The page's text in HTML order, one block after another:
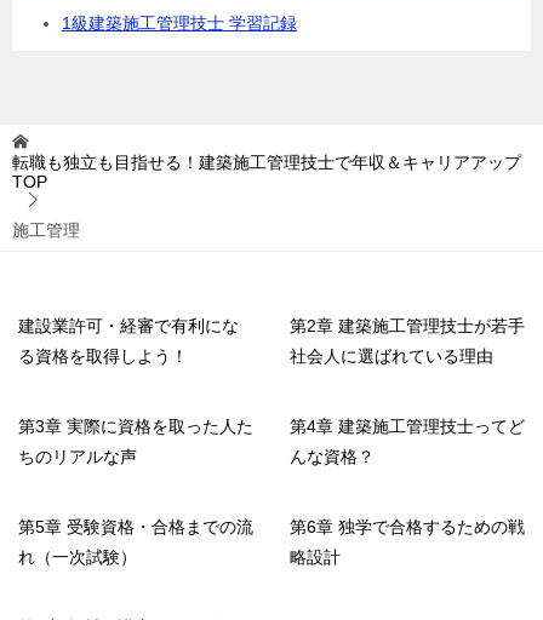
1級建築施工管理技士 学習記録
転職も独立も目指せる！建築施工管理技士で年収＆キャリアアップ
TOP
施工管理
建設業許可・経審で有利にな
る資格を取得しよう！
第2章 建築施工管理技士が若手
社会人に選ばれている理由
第3章 実際に資格を取った人た
ちのリアルな声
第4章 建築施工管理技士ってど
んな資格？
第5章 受験資格・合格までの流
れ（一次試験）
第6章 独学で合格するための戦
略設計